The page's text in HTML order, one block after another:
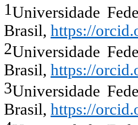
1Universidade
Brasil, https://
2Universidade
Brasil, https://
3Universidade
Brasil, https://